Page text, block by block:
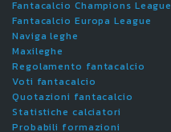
Fantacalcio Champions League
Fantacalcio Europa League
Naviga leghe
Maxileghe
Regolamento fantacalcio
Voti fantacalcio
Quotazioni fantacalcio
Statistiche calciatori
Probabili formazioni